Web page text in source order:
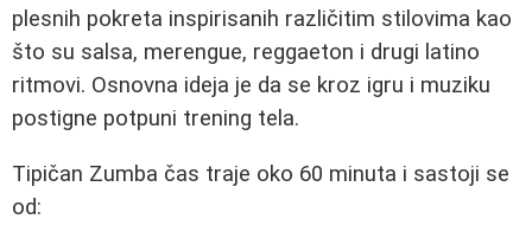
plesnih pokreta inspirisanih različitim stilovima kao
što su salsa, merengue, reggaeton i drugi latino
ritmovi. Osnovna ideja je da se kroz igru i muziku
postigne potpuni trening tela.
Tipičan Zumba čas traje oko 60 minuta i sastoji se
od: